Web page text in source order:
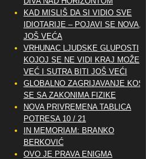
KAD MISLIŠ DA SI VIDIO SVE
IDIOTARIJE – POJAVI SE NOVA,..
JOŠ VEĆA
VRHUNAC LJUDSKE GLUPOSTI
KOJOJ SE NE VIDI KRAJ MOŽE
VEĆ I SUTRA BITI JOŠ VEĆI
GLOBALNO ZAGRIJAVANJE KOSI
SE SA ZAKONIMA FIZIKE
NOVA PRIVREMENA TABLICA
POTRESA 10 / 21
IN MEMORIAM: BRANKO
BERKOVIĆ
OVO JE PRAVA ENIGMA